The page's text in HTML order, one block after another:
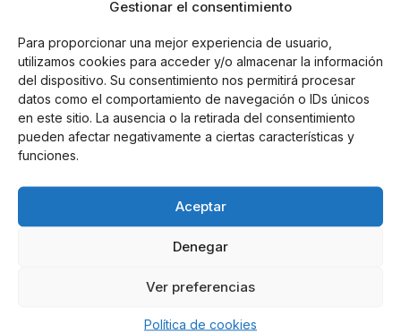
Gestionar el consentimiento
Para proporcionar una mejor experiencia de usuario,
utilizamos cookies para acceder y/o almacenar la información
del dispositivo. Su consentimiento nos permitirá procesar
datos como el comportamiento de navegación o IDs únicos
en este sitio. La ausencia o la retirada del consentimiento
pueden afectar negativamente a ciertas características y
funciones.
Aceptar
Denegar
Ver preferencias
Política de cookies
entidades junto a 39 tarjetas asociadas a las mismas.
AUTOR
Noticias relacionadas
Mejores Cripto Casinos Online en
Colombia 2025: Bitcoin Casinos